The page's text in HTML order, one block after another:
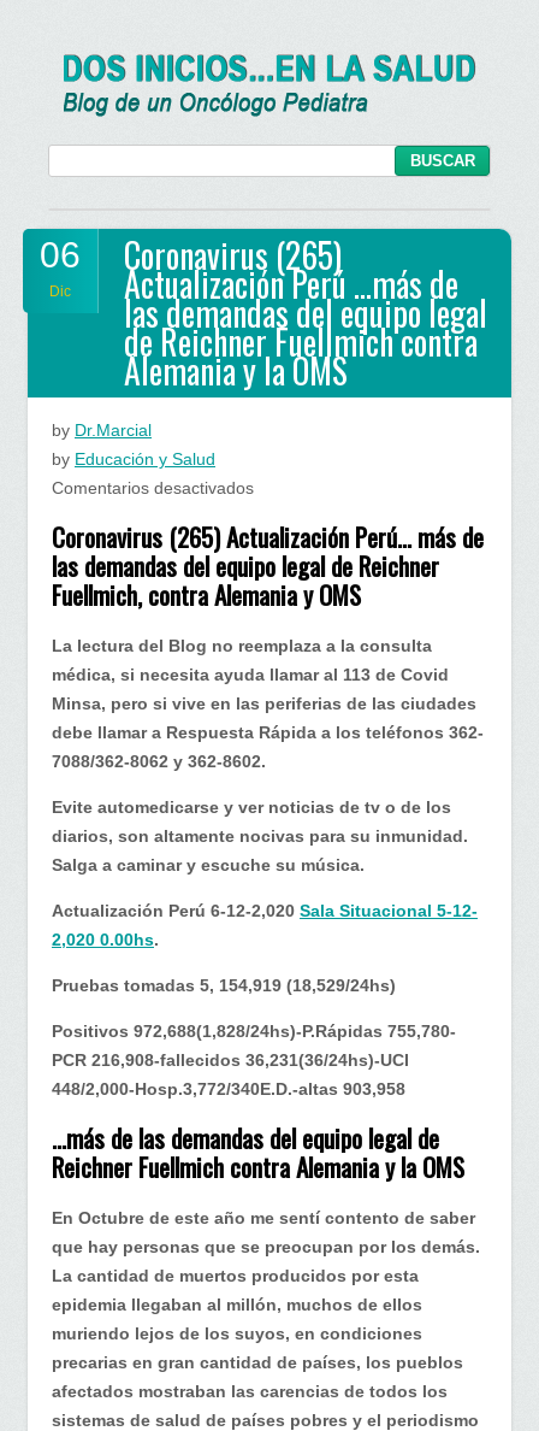
06
Dic
Coronavirus (265)
Actualización Perú …más de
las demandas del equipo legal
de Reichner Fuellmich contra
Alemania y la OMS
by Dr.Marcial
by Educación y Salud
Comentarios desactivadosen
(265)
Actualización
Perú
más
las
demandas
equipo
legal
de
Fuellmich
Alemania
la
OMS
Coronavirus (265) Actualización Perú… más de
las demandas del equipo legal de Reichner
Fuellmich, contra Alemania y OMS
La lectura del Blog no reemplaza a la consulta
médica, si necesita ayuda llamar al 113 de Covid
Minsa, pero si vive en las periferias de las ciudades
debe llamar a Respuesta Rápida a los teléfonos 362-
7088/362-8062 y 362-8602.
Evite automedicarse y ver noticias de tv o de los
diarios, son altamente nocivas para su inmunidad.
Salga a caminar y escuche su música.
Actualización Perú 6-12-2,020 Sala Situacional 5-12-
2,020 0.00hs.
Pruebas tomadas 5, 154,919 (18,529/24hs)
Positivos 972,688(1,828/24hs)-P.Rápidas 755,780-
PCR 216,908-fallecidos 36,231(36/24hs)-UCI
448/2,000-Hosp.3,772/340E.D.-altas 903,958
…más de las demandas del equipo legal de
Reichner Fuellmich contra Alemania y la OMS
En Octubre de este año me sentí contento de saber
que hay personas que se preocupan por los demás.
La cantidad de muertos producidos por esta
epidemia llegaban al millón, muchos de ellos
muriendo lejos de los suyos, en condiciones
precarias en gran cantidad de países, los pueblos
afectados mostraban las carencias de todos los
sistemas de salud de países pobres y el periodismo